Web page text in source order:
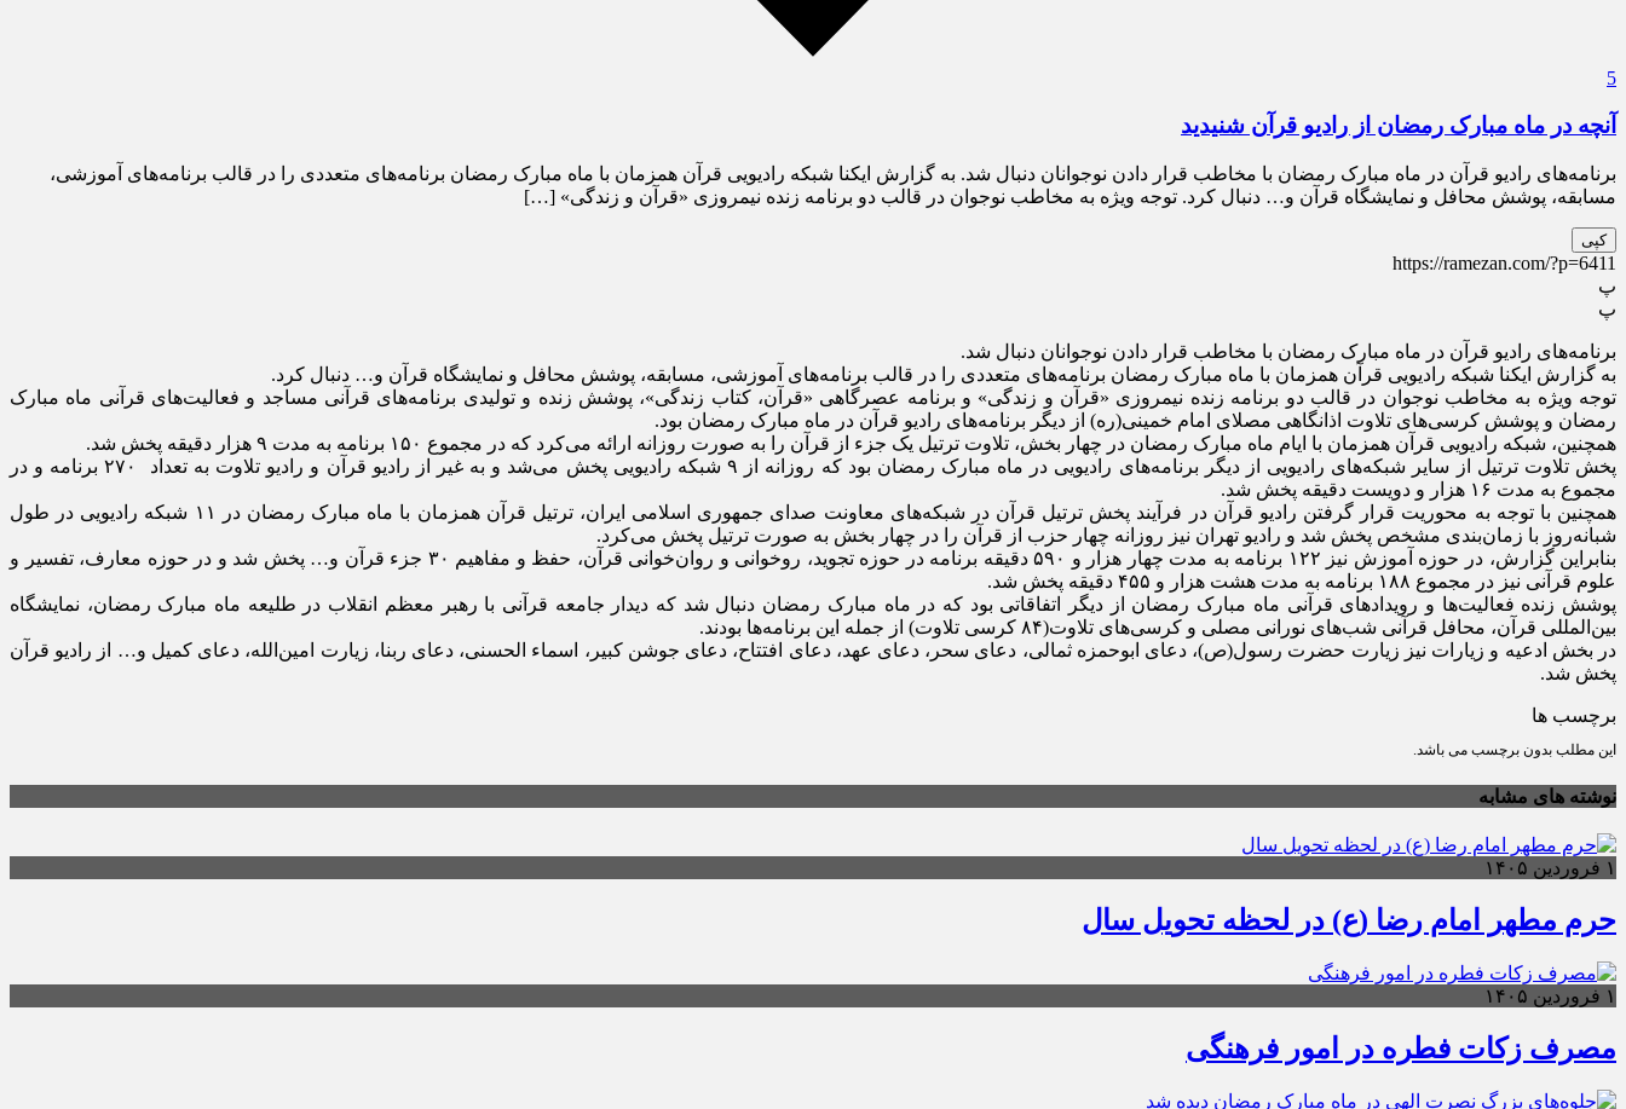
5
آنچه در ماه مبارک رمضان از رادیو قرآن شنیدید
برنامه‌های رادیو قرآن در ماه مبارک رمضان با مخاطب قرار دادن نوجوانان دنبال شد. به گزارش ایکنا شبکه رادیویی قرآن همزمان با ماه مبارک رمضان برنامه‌های متعددی را در قالب برنامه‌های آموزشی،
مسابقه، پوشش محافل و نمایشگاه قرآن و… دنبال کرد. توجه ویژه به مخاطب نوجوان در قالب دو برنامه زنده نیمروزی «قرآن و زندگی» […]
کپی
https://ramezan.com/?p=6411
پ
پ
برنامه‌های رادیو قرآن در ماه مبارک رمضان با مخاطب قرار دادن نوجوانان دنبال شد.
به گزارش ایکنا شبکه رادیویی قرآن همزمان با ماه مبارک رمضان برنامه‌های متعددی را در قالب برنامه‌های آموزشی، مسابقه، پوشش محافل و نمایشگاه قرآن و… دنبال کرد.
توجه ویژه به مخاطب نوجوان در قالب دو برنامه زنده نیمروزی «قرآن و زندگی» و برنامه عصرگاهی «قرآن، کتاب زندگی»، پوشش زنده و تولیدی برنامه‌های قرآنی مساجد و فعالیت‌های قرآنی ماه مبارک
رمضان و پوشش کرسی‌های تلاوت اذانگاهی مصلای امام خمینی(ره) از دیگر برنامه‌های رادیو قرآن در ماه مبارک رمضان بود.
همچنین، شبکه رادیویی قرآن همزمان با ایام ماه مبارک رمضان در چهار بخش، تلاوت ترتیل یک جزء از قرآن را به صورت روزانه ارائه می‌کرد که در مجموع ۱۵۰ برنامه به مدت ۹ هزار دقیقه پخش شد.
پخش تلاوت ترتیل از سایر شبکه‌های رادیویی از دیگر برنامه‌های رادیویی در ماه مبارک رمضان بود که روزانه از ۹ شبکه رادیویی پخش می‌شد و به غیر از رادیو قرآن و رادیو تلاوت به تعداد ۲۷۰ برنامه و در
مجموع به مدت ۱۶ هزار و دویست دقیقه پخش شد.
همچنین با توجه به محوریت قرار گرفتن رادیو قرآن در فرآیند پخش ترتیل قرآن در شبکه‌های معاونت صدای جمهوری اسلامی ایران، ترتیل قرآن همزمان با ماه مبارک رمضان در ۱۱ شبکه رادیویی در طول
شبانه‌روز با زمان‌بندی مشخص پخش شد و رادیو تهران نیز روزانه چهار حزب از قرآن را در چهار بخش به صورت ترتیل پخش می‌کرد.
بنابراین گزارش، در حوزه آموزش نیز ۱۲۲ برنامه به مدت چهار هزار و ۵۹۰ دقیقه برنامه در حوزه تجوید، روخوانی و روان‌خوانی قرآن، حفظ و مفاهیم ۳۰ جزء قرآن و… پخش شد و در حوزه معارف، تفسیر و
علوم قرآنی نیز در مجموع ۱۸۸ برنامه به مدت هشت هزار و ۴۵۵ دقیقه پخش شد.
پوشش زنده فعالیت‌ها و رویدادهای قرآنی ماه مبارک رمضان از دیگر اتفاقاتی بود که در ماه مبارک رمضان دنبال شد که دیدار جامعه قرآنی با رهبر معظم انقلاب در طلیعه ماه مبارک رمضان، نمایشگاه
بین‌المللی قرآن، محافل قرآنی شب‌های نورانی مصلی و کرسی‌های تلاوت(۸۴ کرسی تلاوت) از جمله این برنامه‌ها بودند.
در بخش ادعیه و زیارات نیز زیارت حضرت رسول(ص)، دعای ابوحمزه ثمالی، دعای سحر، دعای عهد، دعای افتتاح، دعای جوشن کبیر، اسماء الحسنی، دعای ربنا، زیارت امین‌الله، دعای کمیل و… از رادیو قرآن
پخش شد.
برچسب ها
این مطلب بدون برچسب می باشد.
نوشته های مشابه
۱ فروردین ۱۴۰۵
حرم مطهر امام رضا (ع) در لحظه تحویل سال
۱ فروردین ۱۴۰۵
مصرف زکات فطره در امور فرهنگی